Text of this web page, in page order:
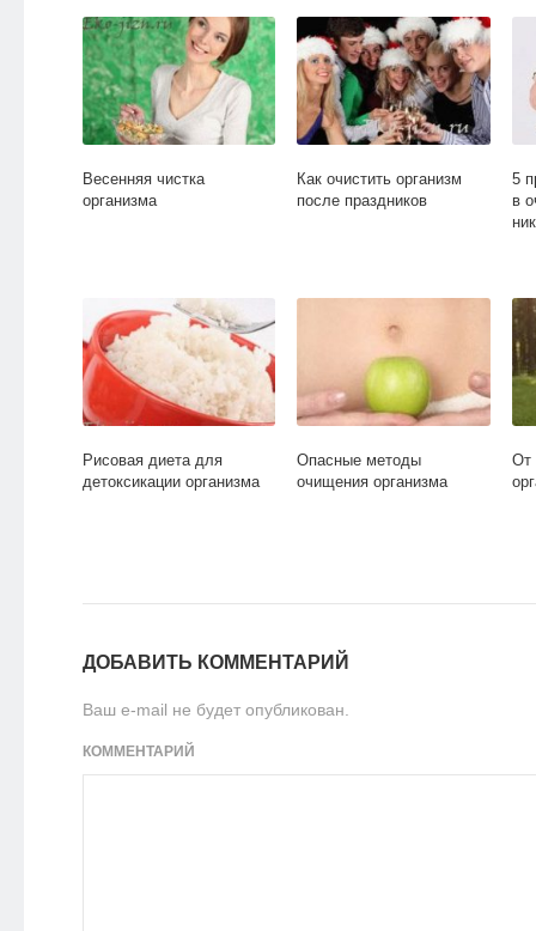
Весенняя чистка
организма
Как очистить организм
после праздников
5
в
Рисовая диета для
детоксикации организма
Опасные методы
очищения организма
От
ДОБАВИТЬ КОММЕНТАРИЙ
Ваш e-mail не будет опубликован.
КОММЕНТАРИЙ